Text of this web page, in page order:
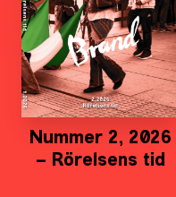
Nummer 2, 2026
– Rörelsens tid